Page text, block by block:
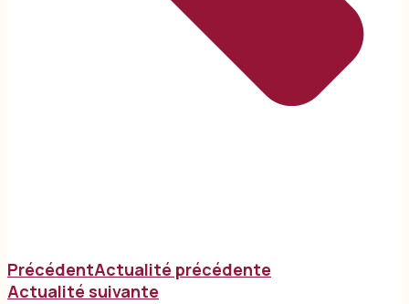
PrécédentActualité précédente
Actualité suivante